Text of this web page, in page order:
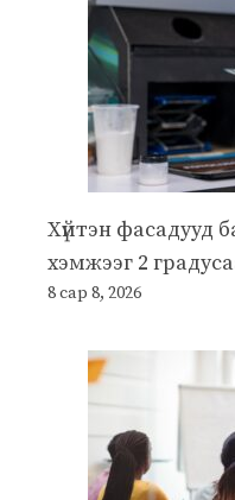
Хүйтэн фасадууд
хэмжээг 2
8 сар 8, 2026